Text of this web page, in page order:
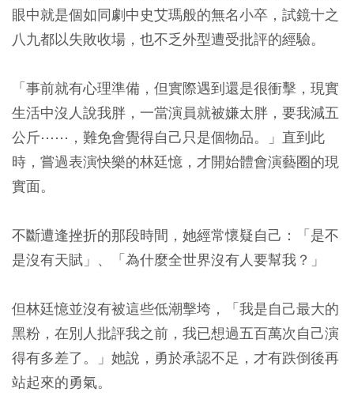
眼中就是個如同劇中史艾瑪般的無名小卒，試鏡十之
八九都以失敗收場，也不乏外型遭受批評的經驗。
「事前就有心理準備，但實際遇到還是很衝擊，現實
生活中沒人說我胖，一當演員就被嫌太胖，要我減五
公斤⋯⋯，難免會覺得自己只是個物品。」直到此
時，嘗過表演快樂的林廷憶，才開始體會演藝圈的現
實面。
不斷遭逢挫折的那段時間，她經常懷疑自己：「是不
是沒有天賦」、「為什麼全世界沒有人要幫我？」
但林廷憶並沒有被這些低潮擊垮，「我是自己最大的
黑粉，在別人批評我之前，我已想過五百萬次自己演
得有多差了。」她說，勇於承認不足，才有跌倒後再
站起來的勇氣。